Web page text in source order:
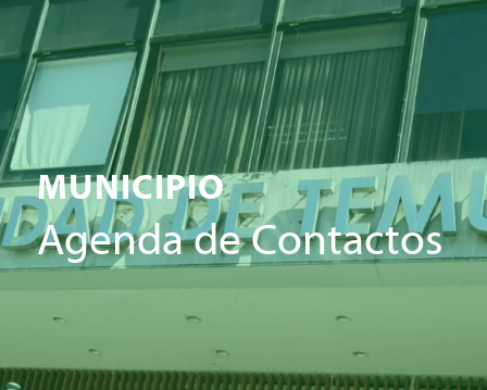
MUNICIPIO
Agenda de Contactos